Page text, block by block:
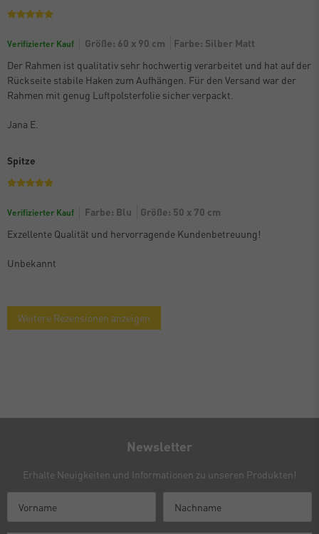
Verifizierter Kauf Größe: 60 x 90 cm
Farbe: Silber Matt
Der Rahmen ist qualitativ sehr hochwertig verarbeitet und hat auf der
Rückseite stabile Haken zum Aufhängen. Für den Versand war der
Rahmen mit genug Luftpolsterfolie sicher verpackt.
Jana E.
Spitze
Verifizierter Kauf Farbe: Blu
Größe: 50 x 70 cm
Exzellente Qualität und hervorragende Kundenbetreuung!
Unbekannt
Weitere Rezensionen anzeigen
Newsletter
Erhalte Neuigkeiten und Informationen zu unseren Produkten!